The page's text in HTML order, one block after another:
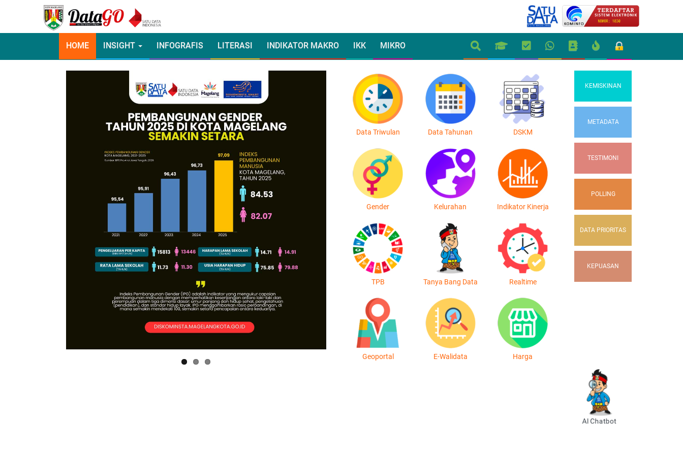
HOME INSIGHT INFOGRAFIS LITERASI INDIKATOR MAKRO IKK MIKRO
Data Triwulan Data Tahunan DSKM
Gender Kelurahan Indikator Kinerja
TPB Tanya Bang Data Realtime
Geoportal E-Walidata Harga
KEMISKINAN
METADATA
TESTIMONI
POLLING
DATA PRIORITAS
KEPUASAN
AI Chatbot